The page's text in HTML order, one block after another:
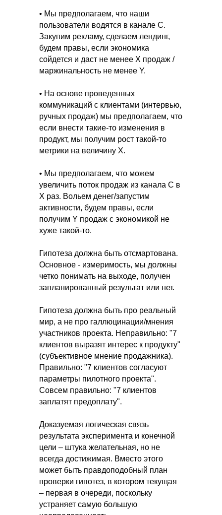
• Мы предполагаем, что наши
пользователи водятся в канале С.
Закупим рекламу, сделаем лендинг,
будем правы, если экономика
сойдется и даст не менее Х продаж /
маржинальность не менее Y.
• На основе проведенных
коммуникаций с клиентами (интервью,
ручных продаж) мы предполагаем, что
если внести такие-то изменения в
продукт, мы получим рост такой-то
метрики на величину X.
• Мы предполагаем, что можем
увеличить поток продаж из канала С в
Х раз. Вольем денег/запустим
активности, будем правы, если
получим Y продаж с экономикой не
хуже такой-то.
Гипотеза должна быть отсмартована.
Основное - измеримость, мы должны
четко понимать на выходе, получен
запланированный результат или нет.
Гипотеза должна быть про реальный
мир, а не про галлюцинации/мнения
участников проекта. Неправильно: "7
клиентов выразят интерес к продукту"
(субъективное мнение продажника).
Правильно: "7 клиентов согласуют
параметры пилотного проекта".
Совсем правильно: "7 клиентов
заплатят предоплату".
Доказуемая логическая связь
результата эксперимента и конечной
цели – штука желательная, но не
всегда достижимая. Вместо этого
может быть правдоподобный план
проверки гипотез, в котором текущая
– первая в очереди, поскольку
устраняет самую большую